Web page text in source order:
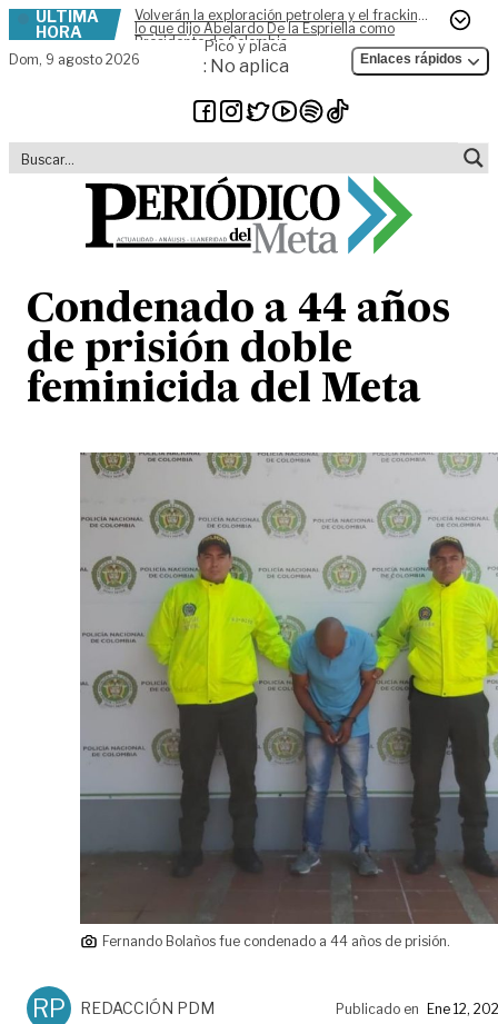
Skip to content
ÚLTIMA
HORA
Volverán la exploración petrolera y el fracking,
lo que dijo Abelardo De la Espriella como
Presidente de Colombia
Dom, 9 agosto 2026
Pico y placa
: No aplica Enlaces rápidos
Condenado a 44 años
de prisión doble
feminicida del Meta
Fernando Bolaños fue condenado a 44 años de prisión.
RP REDACCIÓN PDM Publicado en Ene 12,